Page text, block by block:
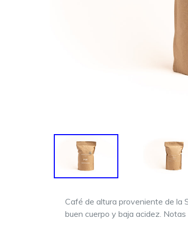
Café de altura proveniente de la
buen cuerpo y baja acidez.